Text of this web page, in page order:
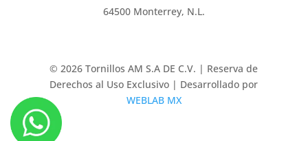
64500 Monterrey, N.L.
© 2026 Tornillos AM S.A DE C.V. | Reserva de
Derechos al Uso Exclusivo | Desarrollado por
WEBLAB MX